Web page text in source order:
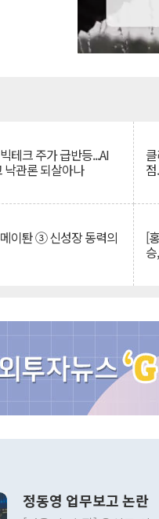
테크 주가 급반등...AI
낙관론 되살아나
이퇀 ③ 신성장 동력의 [
정동영 업무보고 논란